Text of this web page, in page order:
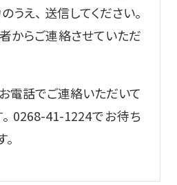
うえ、 送信してください。
からご連絡させていただ
電話でご連絡いただいて
0268-41-1224でお待ち